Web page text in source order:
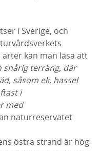
i Sverige, och
kan man läsa att
snårig terräng, där
såsom ek, hassel
i
med
naturreservatet
östra strand är hög